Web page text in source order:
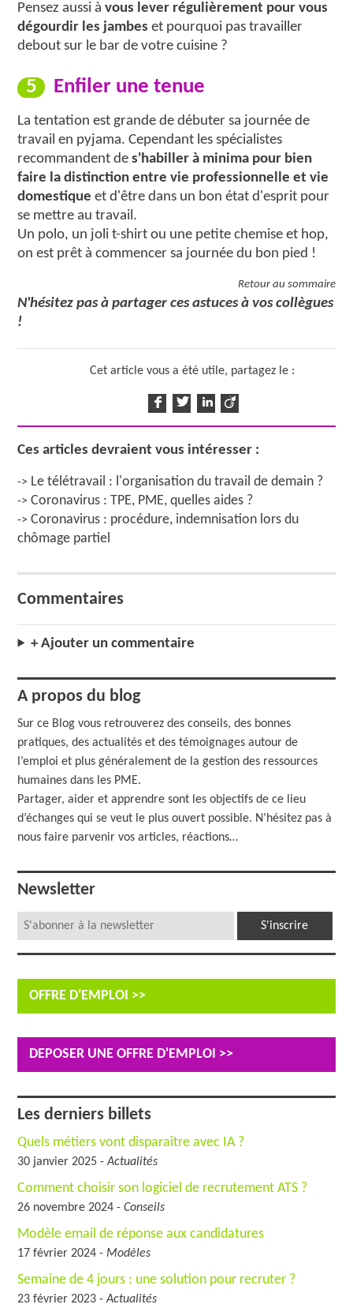
Pensez aussi àvous lever régulièrement pour vous
dégourdir les jambes et pourquoi pas travailler
debout sur le bar de votre cuisine ?
5 Enfiler une tenue
La tentation est grande de débuter sa journée de
travail en pyjama. Cependant les spécialistes
recommandent des'habiller à minima pour bien
faire la distinction entre vie professionnelle et vie
domestique et d'être dans un bon état d'esprit pour
se mettre au travail.
Un polo, un joli t-shirt ou une petite chemise et hop,
on est prêt à commencer sa journée du bon pied !
Retour au sommaire
N'hésitez pas à partager ces astuces à vos collègues
!
Cet article vous a été utile, partagez le :
Ces articles devraient vous intéresser :
-> Le télétravail : l'organisation du travail de demain ?
->Coronavirus : TPE, PME, quelles aides ?
->Coronavirus : procédure, indemnisation lors du
chômage partiel
Commentaires
+ Ajouter un commentaire
A propos du blog
Sur ce Blog vous retrouverez des conseils, des bonnes
pratiques, des actualités et des témoignages autour de
l’emploi et plus généralement de la gestion des ressources
humaines dans les PME.
Partager, aider et apprendre sont les objectifs de ce lieu
d’échanges qui se veut le plus ouvert possible. N’hésitez pas à
nous faire parvenir vos articles, réactions…
Newsletter
OFFRE D'EMPLOI >>
DEPOSER UNE OFFRE D'EMPLOI >>
Les derniers billets
Quels métiers vont disparaître avec IA ?
30 janvier 2025 -Actualités
Comment choisir son logiciel de recrutement ATS ?
26 novembre 2024 -Conseils
Modèle email de réponse aux candidatures
17 février 2024 - Modèles
Semaine de 4 jours : une solution pour recruter ?
23 février 2023 -Actualités